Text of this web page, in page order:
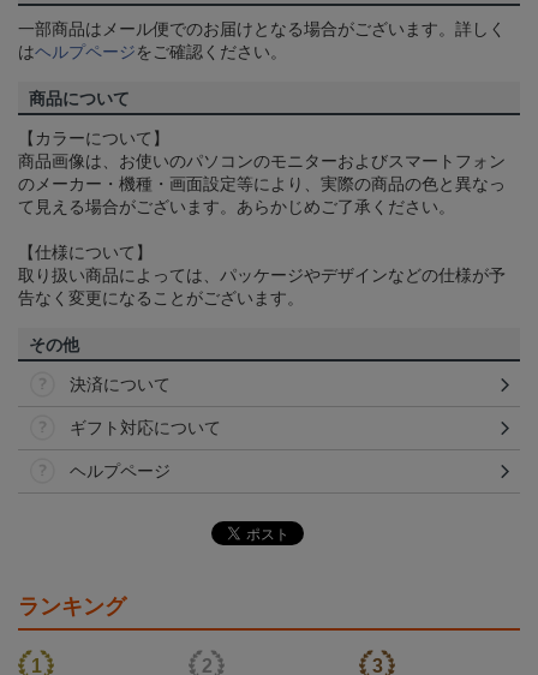
一部商品はメール便でのお届けとなる場合がございます。詳しく
はヘルプページをご確認ください。
商品について
【カラーについて】
商品画像は、お使いのパソコンのモニターおよびスマートフォン
のメーカー・機種・画面設定等により、実際の商品の色と異なっ
て見える場合がございます。あらかじめご了承ください。
【仕様について】
取り扱い商品によっては、パッケージやデザインなどの仕様が予
告なく変更になることがございます。
その他
決済について
ギフト対応について
ヘルプページ
ランキング